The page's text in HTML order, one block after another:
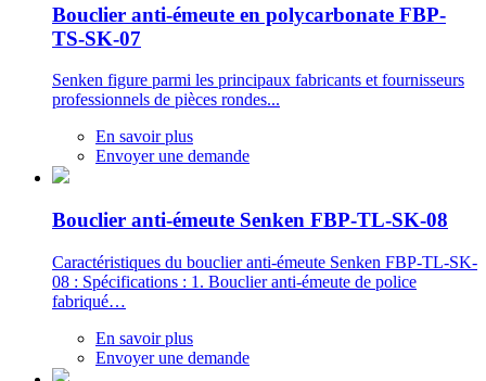
Bouclier anti-émeute en polycarbonate FBP-
TS-SK-07
Senken figure parmi les principaux fabricants et fournisseurs
professionnels de pièces rondes...
En savoir plus
Envoyer une demande
Bouclier anti-émeute Senken FBP-TL-SK-08
Caractéristiques du bouclier anti-émeute Senken FBP-TL-SK-
08 : Spécifications : 1. Bouclier anti-émeute de police
fabriqué…
En savoir plus
Envoyer une demande